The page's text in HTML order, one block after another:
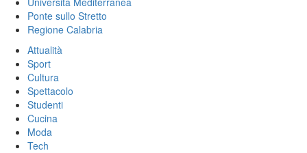
Ponte sullo Stretto
Regione Calabria
Attualità
Sport
Cultura
Spettacolo
Studenti
Cucina
Moda
Tech